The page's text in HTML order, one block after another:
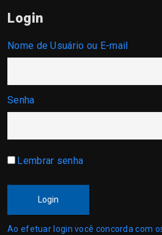
Login
Nome de Usuário ou E-mail
Senha
Lembrar senha
Login
Ao efetuar login você concorda com